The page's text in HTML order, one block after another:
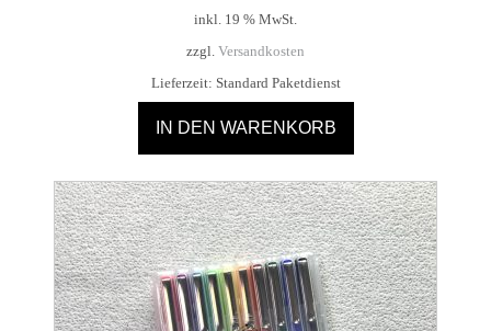
inkl. 19 % MwSt.
zzgl. Versandkosten
Lieferzeit: Standard Paketdienst
IN DEN WARENKORB